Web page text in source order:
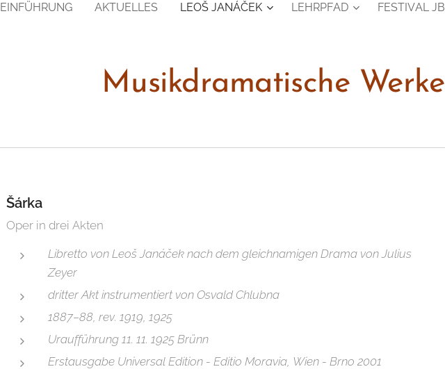
EINFÜHRUNG AKTUELLES LEOŠ JANÁČEK LEHRPFAD FESTIVAL JB
Musikdramatische Werke
Šárka
Oper in drei Akten
Libretto von Leoš Janáček nach dem gleichnamigen Drama von Julius
Zeyer
dritter Akt instrumentiert von Osvald Chlubna
1887–88, rev. 1919, 1925
Uraufführung 11. 11. 1925 Brünn
Erstausgabe Universal Edition - Editio Moravia, Wien - Brno 2001